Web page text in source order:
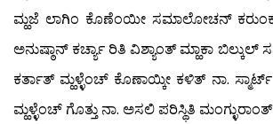
ಮ್ಹಜೆ ಲಾಗಿಂ ಕೊಣೆಂಯೀ ಸಮಾಲೋಚನ್
ಅನುಷ್ಠಾನ್ ಕರ್ಚ್ಯಾ ರಿತಿ ವಿಶ್ಯಾಂತ್ ಮ್ಹಾಕಾ
ಕರ್ತಾತ್ ಮ್ಹಳ್ಳೆಂಚ್ ಕೊಣಾಯ್ಕೀ ಕಳಿತ್ ನಾ.
ಮ್ಹಳ್ಳೆಂಚ್ ಗೊತ್ತು ನಾ. ಅಸಲಿ ಪರಿಸ್ಥಿತಿ